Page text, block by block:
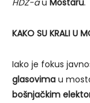
HDZ-au Mostaru.
KAKO SU KRALI U
Iako je fokus
glasovima u
bošnjačkim